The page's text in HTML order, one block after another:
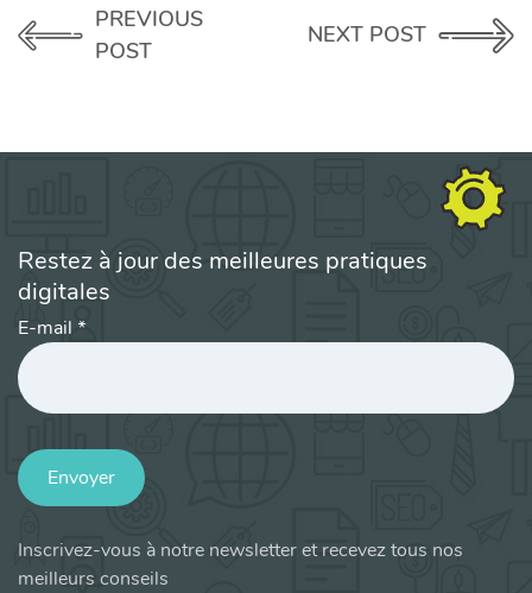
PREVIOUS
POST
NEXT POST
Restez à jour des meilleures pratiques
digitales
E-mail *
Envoyer
Inscrivez-vous à notre newsletter et recevez tous nos
meilleurs conseils